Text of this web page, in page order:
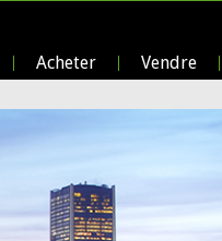
Acheter Vendre